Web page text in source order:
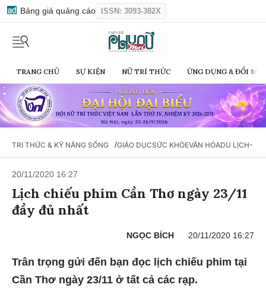
Bảng giá quảng cáo ISSN: 3093-382X
TRANG CHỦ SỰ KIỆN NỮ TRÍ THỨC ỨNG DỤNG & ĐỔI
TRI THỨC & KỸ NĂNG SỐNG /GIÁO DỤCSỨC KHỎEVĂN HÓADU LỊCH-
20/11/2020 16:27
Lịch chiếu phim Cần Thơ ngày 23/11
đầy đủ nhất
NGỌC BÍCH 20/11/2020 16:27
Trân trọng gửi đến bạn đọc lịch chiếu phim tại
Cần Thơ ngày 23/11 ở tất cả các rạp.